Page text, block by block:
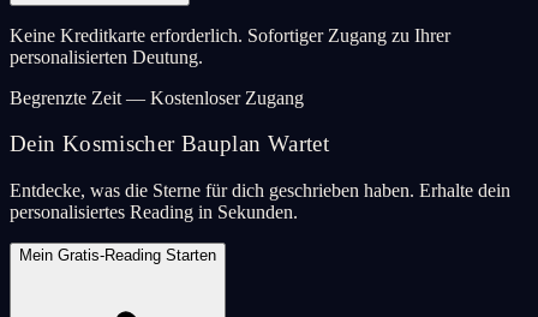
Keine Kreditkarte erforderlich. Sofortiger Zugang zu Ihrer
personalisierten Deutung.
Begrenzte Zeit — Kostenloser Zugang
Dein Kosmischer Bauplan Wartet
Entdecke, was die Sterne für dich geschrieben haben. Erhalte dein
personalisiertes Reading in Sekunden.
Mein Gratis-Reading Starten